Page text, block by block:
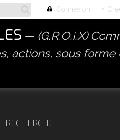
Connexion +
(G.R.O.I.X)
actions, sous forme
CONTACT
RECHERCHE